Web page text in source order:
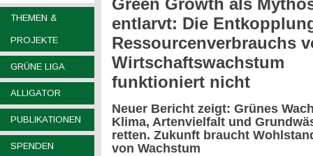
THEMEN &
PROJEKTE
GRÜNE LIGA
ALLIGATOR
PUBLIKATIONEN
SPENDEN
Green Growth als
entlarvt: Die
Ressourcenverbrauchs
Wirtschaftswachstum
funktioniert nicht
Neuer Bericht zeigt: Grünes
Klima, Artenvielfalt und
retten. Zukunft braucht
von Wachstum